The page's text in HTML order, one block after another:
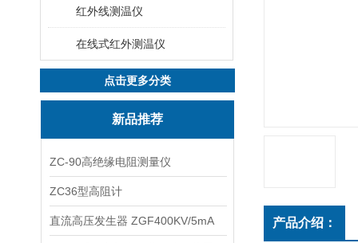
红外线测温仪
在线式红外测温仪
点击更多分类
新品推荐
ZC-90高绝缘电阻测量仪
ZC36型高阻计
直流高压发生器 ZGF400KV/5mA 产品介绍：